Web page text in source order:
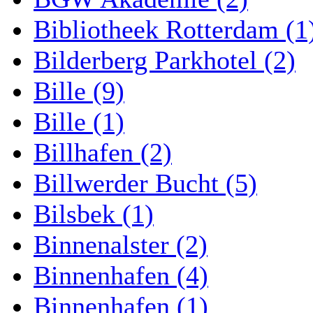
Bibliotheek Rotterdam
Bilderberg Parkhotel (2)
Bille (9)
Bille (1)
Billhafen (2)
Billwerder Bucht (5)
Bilsbek (1)
Binnenalster (2)
Binnenhafen (4)
Binnenhafen (1)